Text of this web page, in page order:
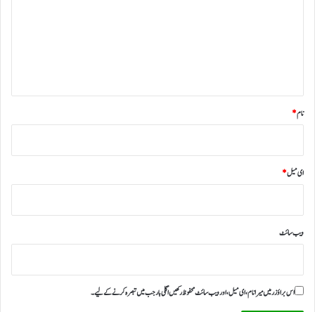
نام*
ای میل*
ویب‌ سائٹ
اس براؤزر میں میرا نام، ای میل، اور ویب سائٹ محفوظ رکھیں اگلی بار جب میں تبصرہ کرنے کےلیے۔